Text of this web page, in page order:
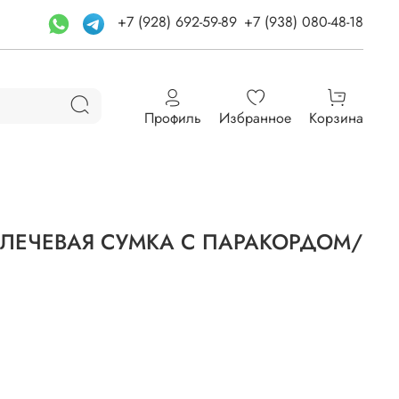
+7 (928) 692-59-89 +7 (938) 080-48-18
Профиль Избранное Корзина
СУМКА С ПАРАКОРДОМ/